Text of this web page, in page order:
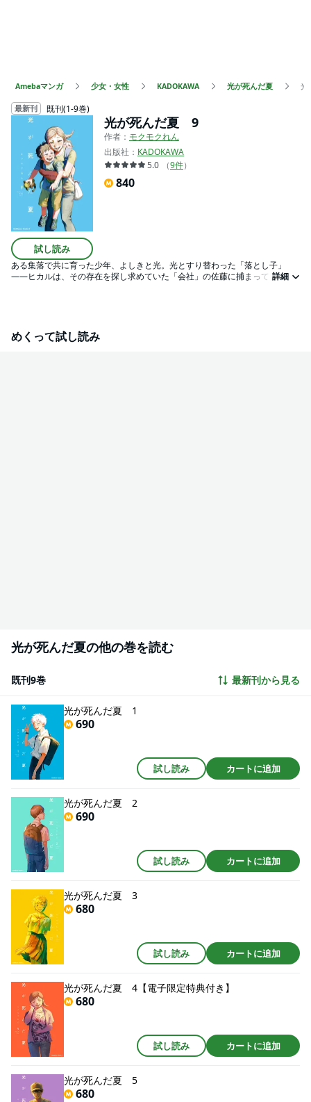
Amebaマンガ 少女・女性 KADOKAWA 光が死んだ夏 光
最新刊 既刊(1-9巻)
試し読み
光が死んだ夏 9
作者： モクモクれん
出版社： KADOKAWA
5.0
（9件）
840
ある集落で共に育った少年、よしきと光。光とすり替わった「落とし子」
――ヒカルは、その存在を探し求めていた「会社」の佐藤に捕まってしまっ
――。巻末には、田中の「会社」での仕事模様を描いた描き下ろし短編も収
録。
詳細
めくって試し読み
光が死んだ夏の他の巻を読む
既刊9巻 最新刊から見る
光が死んだ夏 1
690
試し読み カートに追加
光が死んだ夏 2
690
試し読み カートに追加
光が死んだ夏 3
680
試し読み カートに追加
光が死んだ夏 4【電子限定特典付き】
680
試し読み カートに追加
光が死んだ夏 5
680